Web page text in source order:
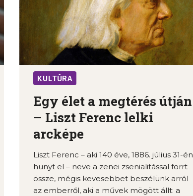
KULTÚRA
Egy élet a megtérés útján
– Liszt Ferenc lelki
arcképe
Liszt Ferenc – aki 140 éve, 1886. július 31-én
hunyt el – neve a zenei zsenialitással forrt
össze, mégis kevesebbet beszélünk arról
az emberről, aki a művek mögött állt: a